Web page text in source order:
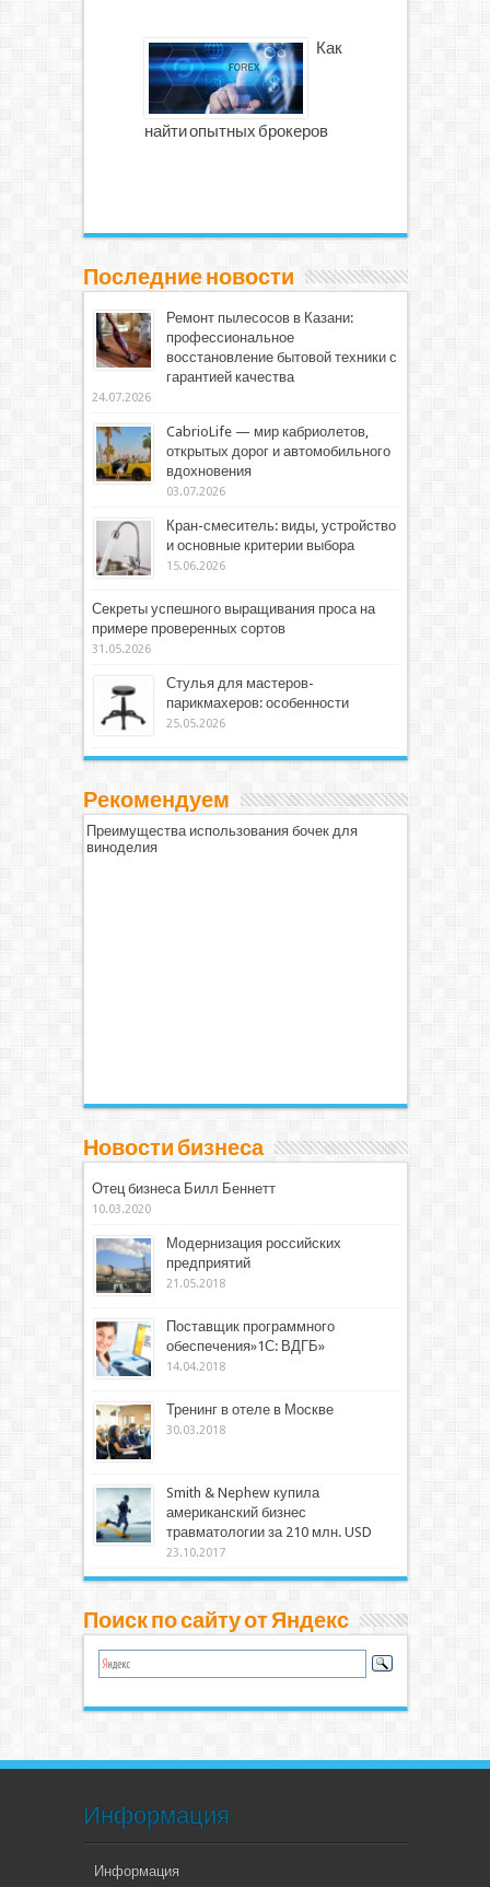
Как
найти опытных брокеров
Последние новости
Ремонт пылесосов в Казани:
профессиональное
восстановление бытовой техники с
гарантией качества
24.07.2026
CabrioLife — мир кабриолетов,
открытых дорог и автомобильного
вдохновения
03.07.2026
Кран-смеситель: виды, устройство
и основные критерии выбора
15.06.2026
Секреты успешного выращивания проса на
примере проверенных сортов
31.05.2026
Стулья для мастеров-
парикмахеров: особенности
25.05.2026
Рекомендуем
Преимущества использования бочек для
виноделия
Новости бизнеса
Отец бизнеса Билл Беннетт
10.03.2020
Модернизация российских
предприятий
21.05.2018
Поставщик программного
обеспечения»1С: ВДГБ»
14.04.2018
Тренинг в отеле в Москве
30.03.2018
Smith & Nephew купила
американский бизнес
травматологии за 210 млн. USD
23.10.2017
Поиск по сайту от Яндекс
Информация
Информация